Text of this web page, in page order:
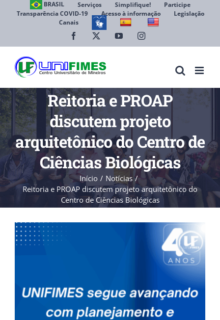
BRASIL Serviços Simplifique!
Participe
Transparência COVID-19
Acesso à informação
Legislação
Canais
Facebook YouTubeInstagram
Reitoria e PROAP
discutem projeto
arquitetônico do Centro de
Ciências Biológicas
Início
Notícias
Reitoria e PROAP discutem projeto arquitetônico do
Centro de Ciências Biológicas
View
Larger
Image